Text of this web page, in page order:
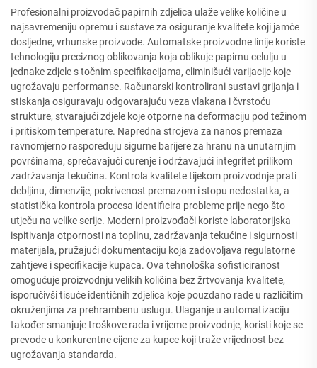
Profesionalni proizvođač papirnih zdjelica ulaže velike količine u
najsavremeniju opremu i sustave za osiguranje kvalitete koji jamče
dosljedne, vrhunske proizvode. Automatske proizvodne linije koriste
tehnologiju preciznog oblikovanja koja oblikuje papirnu celulju u
jednake zdjele s točnim specifikacijama, eliminišući varijacije koje
ugrožavaju performanse. Računarski kontrolirani sustavi grijanja i
stiskanja osiguravaju odgovarajuću veza vlakana i čvrstoću
strukture, stvarajući zdjele koje otporne na deformaciju pod težinom
i pritiskom temperature. Napredna strojeva za nanos premaza
ravnomjerno raspoređuju sigurne barijere za hranu na unutarnjim
površinama, sprečavajući curenje i održavajući integritet prilikom
zadržavanja tekućina. Kontrola kvalitete tijekom proizvodnje prati
debljinu, dimenzije, pokrivenost premazom i stopu nedostatka, a
statistička kontrola procesa identificira probleme prije nego što
utječu na velike serije. Moderni proizvođači koriste laboratorijska
ispitivanja otpornosti na toplinu, zadržavanja tekućine i sigurnosti
materijala, pružajući dokumentaciju koja zadovoljava regulatorne
zahtjeve i specifikacije kupaca. Ova tehnološka sofisticiranost
omogućuje proizvodnju velikih količina bez žrtvovanja kvalitete,
isporučivši tisuće identičnih zdjelica koje pouzdano rade u različitim
okruženjima za prehrambenu uslugu. Ulaganje u automatizaciju
također smanjuje troškove rada i vrijeme proizvodnje, koristi koje se
prevode u konkurentne cijene za kupce koji traže vrijednost bez
ugrožavanja standarda.